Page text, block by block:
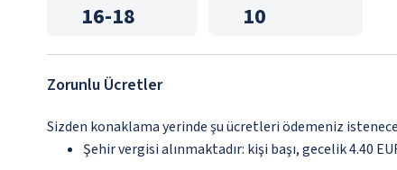
16-18 10
Zorunlu Ücretler
Sizden konaklama yerinde şu ücretleri ödemeniz
Şehir vergisi alınmaktadır: kişi başı, gecelik 4.40